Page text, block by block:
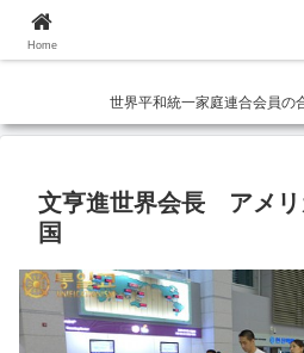
世界平和統一家庭連合会員の
文亨進世界会長 アメリ
国
Home